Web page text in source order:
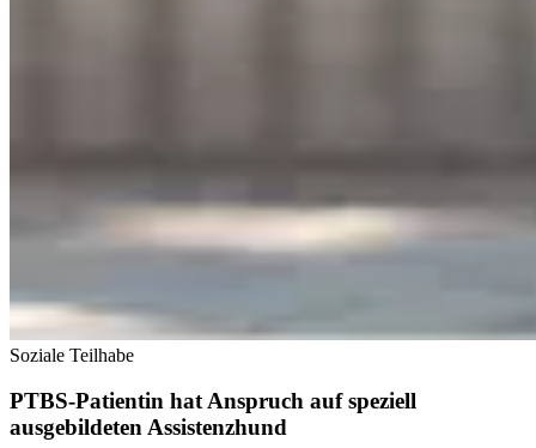
Soziale Teilhabe
PTBS-Patientin hat Anspruch auf speziell
ausgebildeten Assistenzhund